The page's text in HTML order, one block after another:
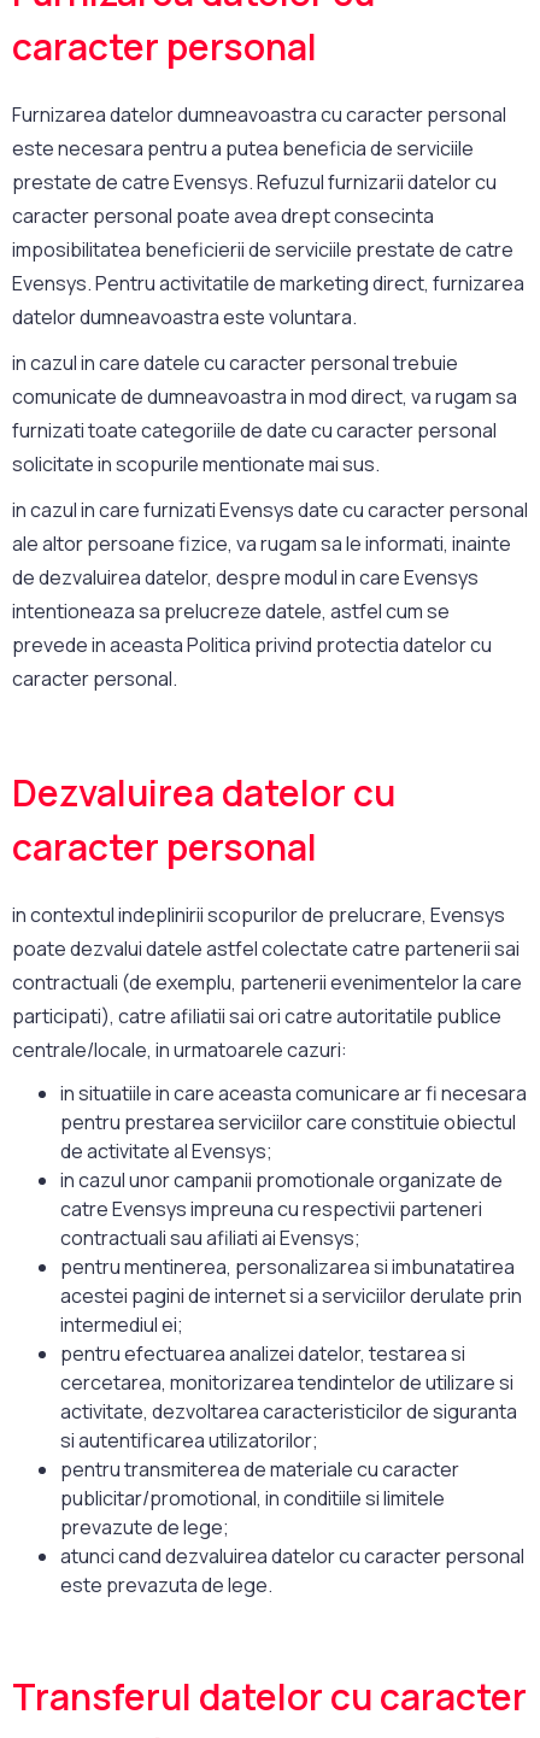
caracter personal
Furnizarea datelor dumneavoastra cu caracter personal
este necesara pentru a putea beneficia de serviciile
prestate de catre Evensys. Refuzul furnizarii datelor cu
caracter personal poate avea drept consecinta
imposibilitatea beneficierii de serviciile prestate de catre
Evensys. Pentru activitatile de marketing direct, furnizarea
datelor dumneavoastra este voluntara.
in cazul in care datele cu caracter personal trebuie
comunicate de dumneavoastra in mod direct, va rugam sa
furnizati toate categoriile de date cu caracter personal
solicitate in scopurile mentionate mai sus.
in cazul in care furnizati Evensys date cu caracter personal
ale altor persoane fizice, va rugam sa le informati, inainte
de dezvaluirea datelor, despre modul in care Evensys
intentioneaza sa prelucreze datele, astfel cum se
prevede in aceasta Politica privind protectia datelor cu
caracter personal.
Dezvaluirea datelor cu
caracter personal
in contextul indeplinirii scopurilor de prelucrare, Evensys
poate dezvalui datele astfel colectate catre partenerii sai
contractuali (de exemplu, partenerii evenimentelor la care
participati), catre afiliatii sai ori catre autoritatile publice
centrale/locale, in urmatoarele cazuri:
in situatiile in care aceasta comunicare ar fi necesara
pentru prestarea serviciilor care constituie obiectul
de activitate al Evensys;
in cazul unor campanii promotionale organizate de
catre Evensys impreuna cu respectivii parteneri
contractuali sau afiliati ai Evensys;
pentru mentinerea, personalizarea si imbunatatirea
acestei pagini de internet si a serviciilor derulate prin
intermediul ei;
pentru efectuarea analizei datelor, testarea si
cercetarea, monitorizarea tendintelor de utilizare si
activitate, dezvoltarea caracteristicilor de siguranta
si autentificarea utilizatorilor;
pentru transmiterea de materiale cu caracter
publicitar/promotional, in conditiile si limitele
prevazute de lege;
atunci cand dezvaluirea datelor cu caracter personal
este prevazuta de lege.
Transferul datelor cu caracter